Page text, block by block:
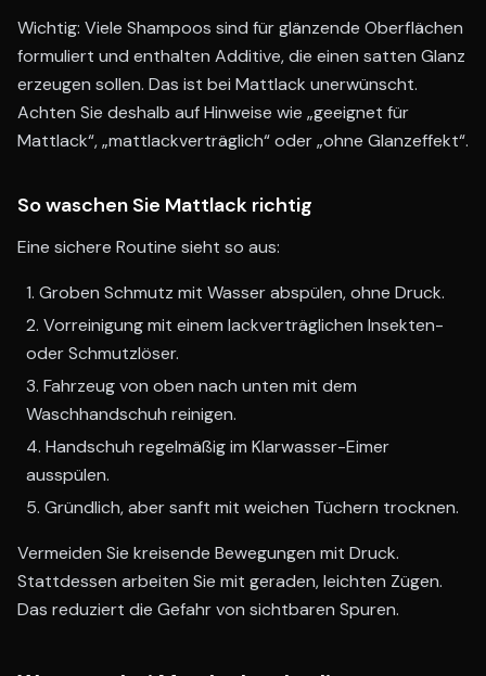
Wichtig: Viele Shampoos sind für glänzende Oberflächen
formuliert und enthalten Additive, die einen satten Glanz
erzeugen sollen. Das ist bei Mattlack unerwünscht.
Achten Sie deshalb auf Hinweise wie „geeignet für
Mattlack“, „mattlackverträglich“ oder „ohne Glanzeffekt“.
So waschen Sie Mattlack richtig
Eine sichere Routine sieht so aus:
Groben Schmutz mit Wasser abspülen, ohne Druck.
Vorreinigung mit einem lackverträglichen Insekten-
oder Schmutzlöser.
Fahrzeug von oben nach unten mit dem
Waschhandschuh reinigen.
Handschuh regelmäßig im Klarwasser-Eimer
ausspülen.
Gründlich, aber sanft mit weichen Tüchern trocknen.
Vermeiden Sie kreisende Bewegungen mit Druck.
Stattdessen arbeiten Sie mit geraden, leichten Zügen.
Das reduziert die Gefahr von sichtbaren Spuren.